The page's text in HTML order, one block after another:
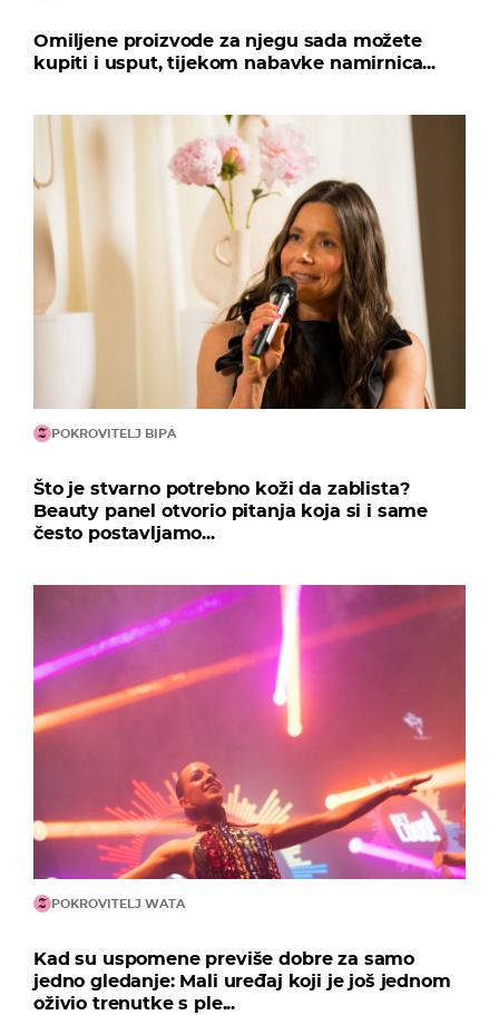
Omiljene proizvode za njegu sada možete
kupiti i usput, tijekom nabavke namirnica...
POKROVITELJ BIPA
Što je stvarno potrebno koži da zablista?
Beauty panel otvorio pitanja koja si i same
često postavljamo...
POKROVITELJ WATA
Kad su uspomene previše dobre za samo
jedno gledanje: Mali uređaj koji je još jednom
oživio trenutke s ple...